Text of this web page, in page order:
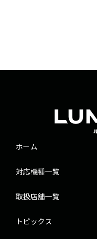
ホーム
対応機種一覧
取扱店舗一覧
トピックス